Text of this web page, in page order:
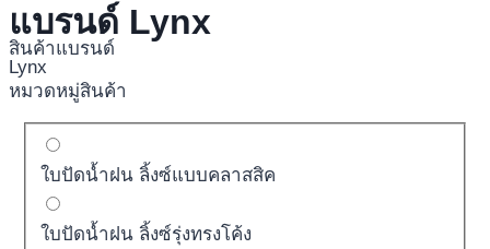
แบรนด์ Lynx
สินค้าแบรนด์
Lynx
หมวดหมู่สินค้า
ใบปัดน้ำฝน ลิ้งซ์แบบคลาสสิค
ใบปัดน้ำฝน ลิ้งซ์รุ่งทรงโค้ง